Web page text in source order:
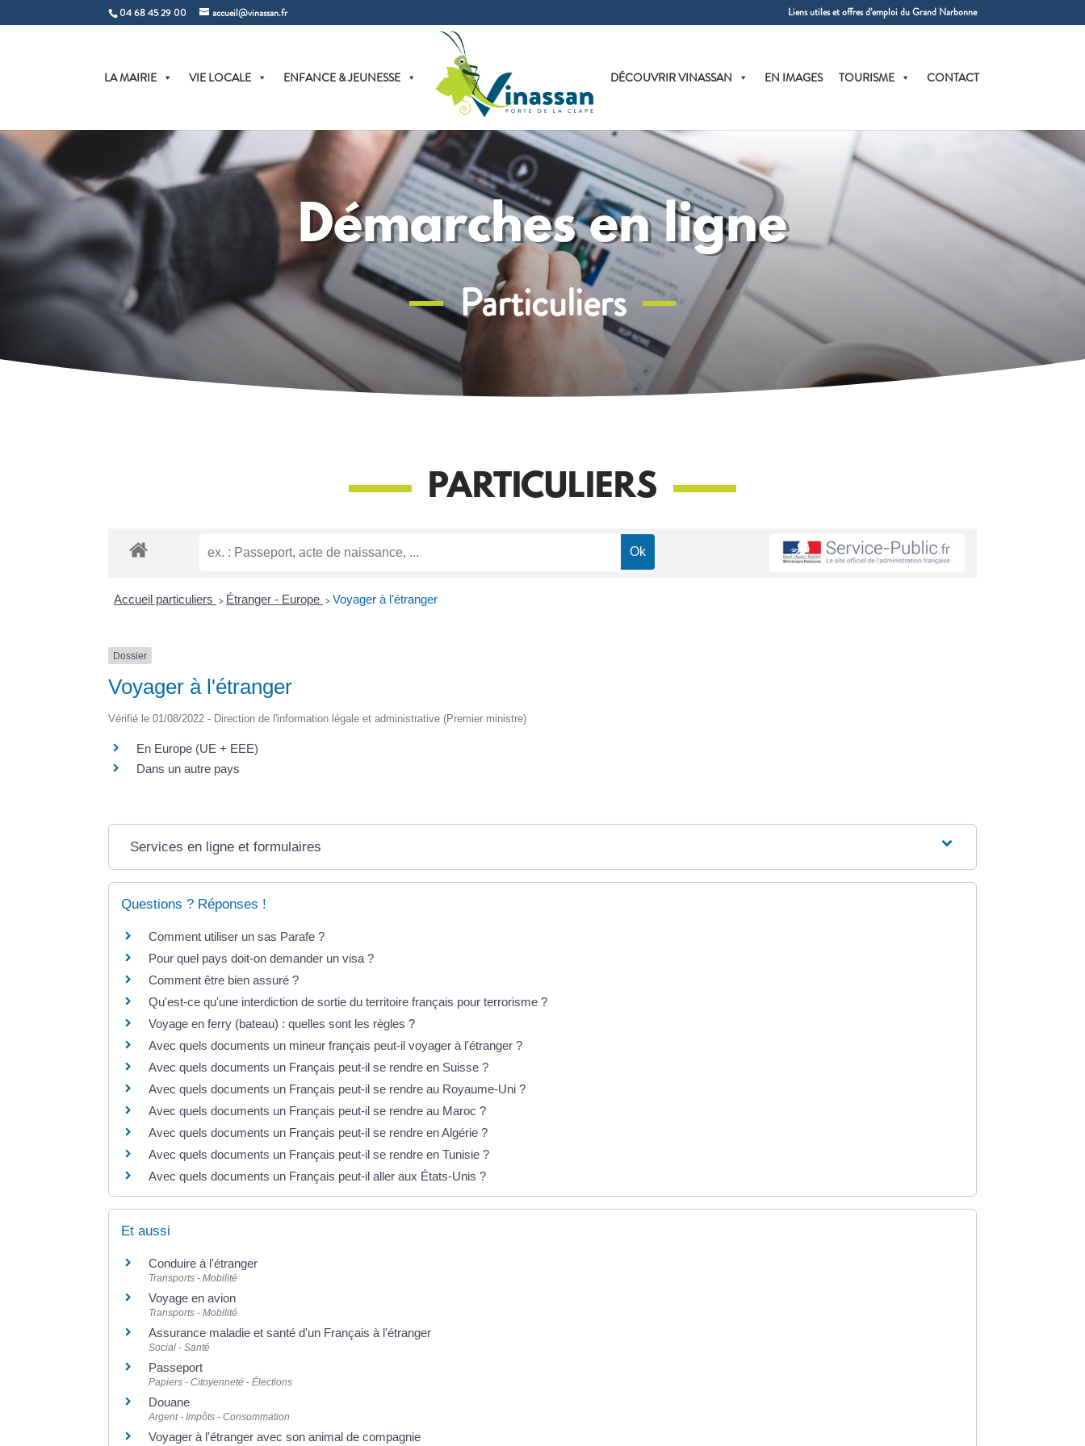
04 68 45 29 00 accueil@vinassan.fr Liens utiles et offres d’emploi du Grand Narbonne
LA MAIRIE VIE LOCALE ENFANCE & JEUNESSE DÉCOUVRIR VINASSAN EN IMAGES TOURISME CONTACT
Démarches en ligne
Particuliers
PARTICULIERS
Accueil particuliers > Étranger - Europe > Voyager à l'étranger
Dossier
Voyager à l'étranger
Vérifié le 01/08/2022 - Direction de l'information légale et administrative (Premier ministre)
En Europe (UE + EEE)
Dans un autre pays
Services en ligne et formulaires
Questions ? Réponses !
Comment utiliser un sas Parafe ?
Pour quel pays doit-on demander un visa ?
Comment être bien assuré ?
Qu'est-ce qu'une interdiction de sortie du territoire français pour terrorisme ?
Voyage en ferry (bateau) : quelles sont les règles ?
Avec quels documents un mineur français peut-il voyager à l'étranger ?
Avec quels documents un Français peut-il se rendre en Suisse ?
Avec quels documents un Français peut-il se rendre au Royaume-Uni ?
Avec quels documents un Français peut-il se rendre au Maroc ?
Avec quels documents un Français peut-il se rendre en Algérie ?
Avec quels documents un Français peut-il se rendre en Tunisie ?
Avec quels documents un Français peut-il aller aux États-Unis ?
Et aussi
Conduire à l'étranger
Transports - Mobilité
Voyage en avion
Transports - Mobilité
Assurance maladie et santé d'un Français à l'étranger
Social - Santé
Passeport
Papiers - Citoyenneté - Élections
Douane
Argent - Impôts - Consommation
Voyager à l'étranger avec son animal de compagnie